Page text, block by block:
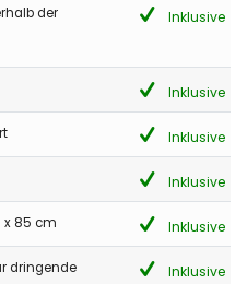
Aussicht, sehr komfortabel
ohne zu zögern
2022 - Spanien :
der
Inklusive
Inklusive
Inklusive
Inklusive
x 85 cm Inklusive
dringende
Inklusive